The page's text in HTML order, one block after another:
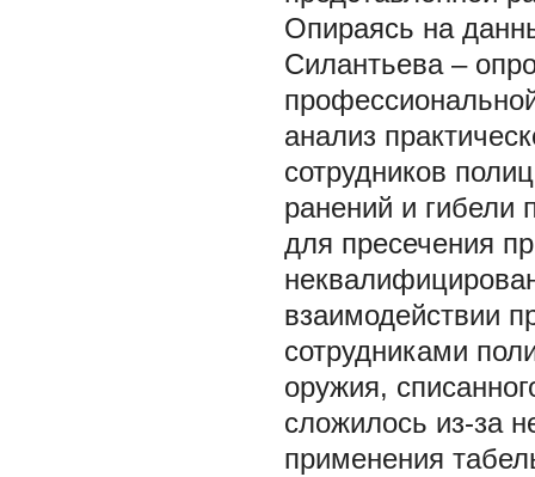
Опираясь на
Силантьева –
анализ
сотрудников
ранений и гибели
для пресечения
взаимодействии
сотрудниками
оружия,
сложилось из-за
применения